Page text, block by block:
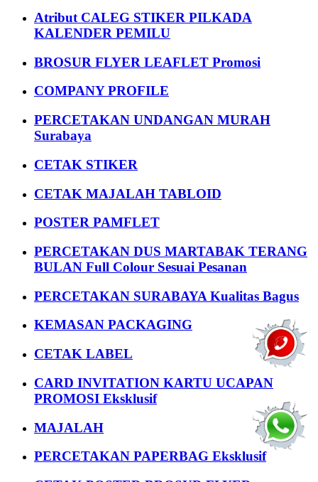
Atribut CALEG STIKER PILKADA
KALENDER PEMILU
BROSUR FLYER LEAFLET Promosi
COMPANY PROFILE
PERCETAKAN UNDANGAN MURAH
Surabaya
CETAK STIKER
CETAK MAJALAH TABLOID
POSTER PAMFLET
PERCETAKAN DUS MARTABAK TERANG
BULAN Full Colour Sesuai Pesanan
PERCETAKAN SURABAYA Kualitas Bagus
KEMASAN PACKAGING
CETAK LABEL
CARD INVITATION KARTU UCAPAN
PROMOSI Eksklusif
MAJALAH
PERCETAKAN PAPERBAG Eksklusif